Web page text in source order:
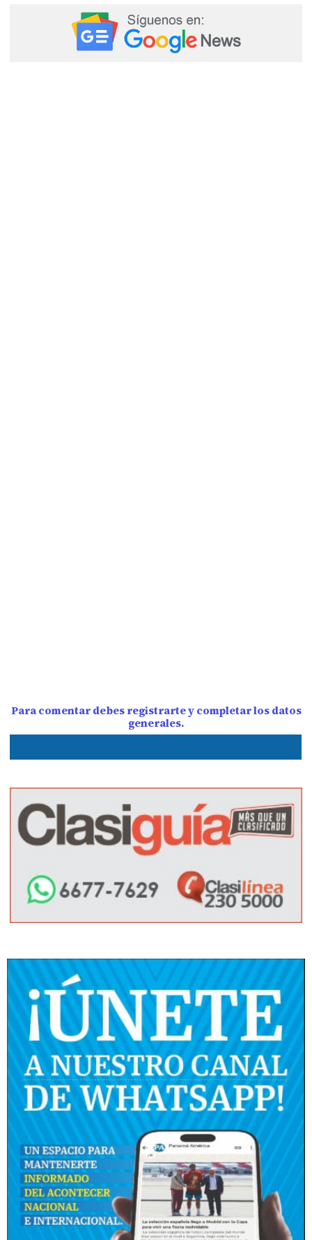
Para comentar debes registrarte y completar los datos
generales.